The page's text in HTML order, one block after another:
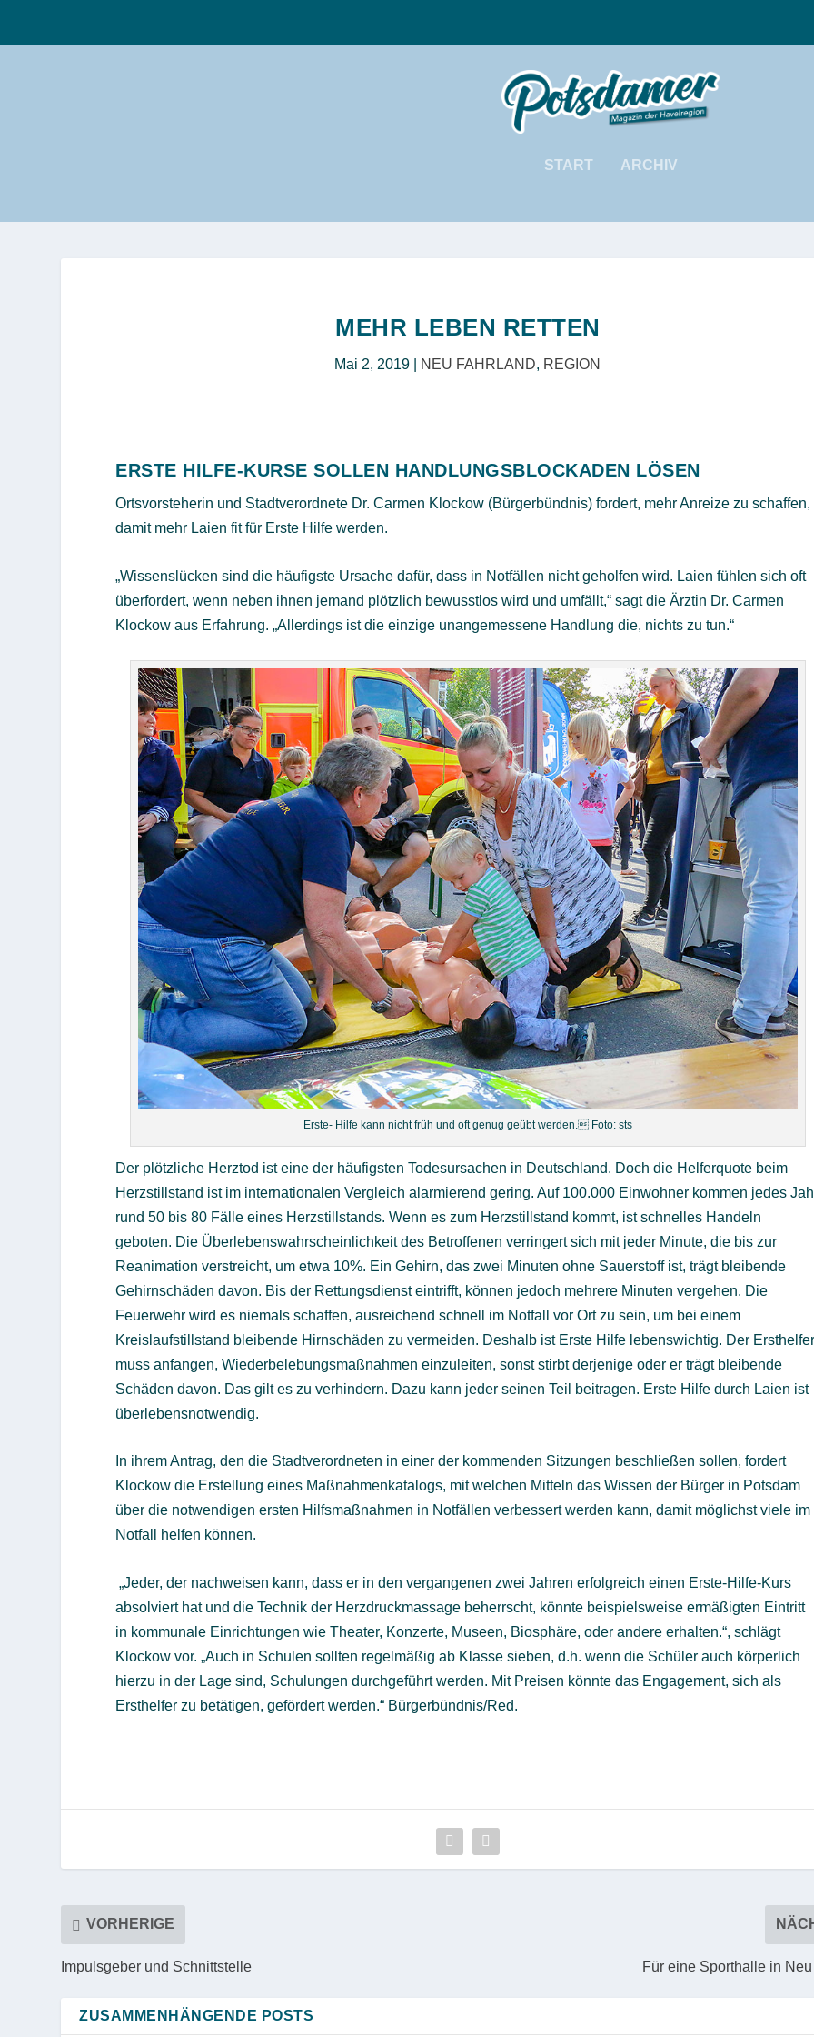
START ARCHIV
MEHR LEBEN RETTEN
Mai 2, 2019 NEU FAHRLAND, REGION
ERSTE HILFE-KURSE SOLLEN HANDLUNGSBLOCKADEN LÖSEN
Ortsvorsteherin und Stadtverordnete Dr. Carmen Klockow (Bürgerbündnis) fordert, mehr Anreize zu schaffen,
damit mehr Laien fit für Erste Hilfe werden.
„Wissenslücken sind die häufigste Ursache dafür, dass in Notfällen nicht geholfen wird. Laien fühlen sich oft
überfordert, wenn neben ihnen jemand plötzlich bewusstlos wird und umfällt,“ sagt die Ärztin Dr. Carmen
Klockow aus Erfahrung. „Allerdings ist die einzige unangemessene Handlung die, nichts zu tun.“
Erste- Hilfe kann nicht früh und oft genug geübt werden. Foto: sts
Der plötzliche Herztod ist eine der häufigsten Todesursachen in Deutschland. Doch die Helferquote beim
Herzstillstand ist im internationalen Vergleich alarmierend gering. Auf 100.000 Einwohner kommen jedes
rund 50 bis 80 Fälle eines Herzstillstands. Wenn es zum Herzstillstand kommt, ist schnelles Handeln
geboten. Die Überlebenswahrscheinlichkeit des Betroffenen verringert sich mit jeder Minute, die bis zur
Reanimation verstreicht, um etwa 10%. Ein Gehirn, das zwei Minuten ohne Sauerstoff ist, trägt bleibende
Gehirnschäden davon. Bis der Rettungsdienst eintrifft, können jedoch mehrere Minuten vergehen. Die
Feuerwehr wird es niemals schaffen, ausreichend schnell im Notfall vor Ort zu sein, um bei einem
Kreislaufstillstand bleibende Hirnschäden zu vermeiden. Deshalb ist Erste Hilfe lebenswichtig. Der
muss anfangen, Wiederbelebungsmaßnahmen einzuleiten, sonst stirbt derjenige oder er trägt bleibende
Schäden davon. Das gilt es zu verhindern. Dazu kann jeder seinen Teil beitragen. Erste Hilfe durch Laien ist
überlebensnotwendig.
In ihrem Antrag, den die Stadtverordneten in einer der kommenden Sitzungen beschließen sollen, fordert
Klockow die Erstellung eines Maßnahmenkatalogs, mit welchen Mitteln das Wissen der Bürger in Potsdam
über die notwendigen ersten Hilfsmaßnahmen in Notfällen verbessert werden kann, damit möglichst viele im
Notfall helfen können.
„Jeder, der nachweisen kann, dass er in den vergangenen zwei Jahren erfolgreich einen Erste-Hilfe-Kurs
absolviert hat und die Technik der Herzdruckmassage beherrscht, könnte beispielsweise ermäßigten Eintritt
in kommunale Einrichtungen wie Theater, Konzerte, Museen, Biosphäre, oder andere erhalten.“, schlägt
Klockow vor. „Auch in Schulen sollten regelmäßig ab Klasse sieben, d.h. wenn die Schüler auch körperlich
hierzu in der Lage sind, Schulungen durchgeführt werden. Mit Preisen könnte das Engagement, sich als
Ersthelfer zu betätigen, gefördert werden.“ Bürgerbündnis/Red.
VORHERIGE
Impulsgeber und Schnittstelle Für eine Sporthalle in
ZUSAMMENHÄNGENDE POSTS